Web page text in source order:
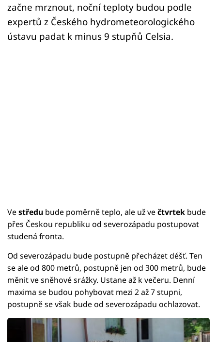
začne mrznout, noční teploty budou podle
expertů z Českého hydrometeorologického
ústavu padat k minus 9 stupňů Celsia.
Vestředu bude poměrně teplo, ale už večtvrtek bude
přes Českou republiku od severozápadu postupovat
studená fronta.
Od severozápadu bude postupně přecházet déšť. Ten
se ale od 800 metrů, postupně jen od 300 metrů, bude
měnit ve sněhové srážky. Ustane až k večeru. Denní
maxima se budou pohybovat mezi 2 až 7 stupni,
postupně se však bude od severozápadu ochlazovat.